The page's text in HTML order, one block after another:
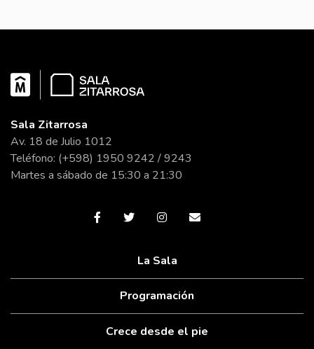
Sala Zitarrosa
Av. 18 de Julio 1012
Teléfono: (+598) 1950 9242 / 9243
Martes a sábado de 15:30 a 21:30
La Sala
Programación
Crece desde el pie